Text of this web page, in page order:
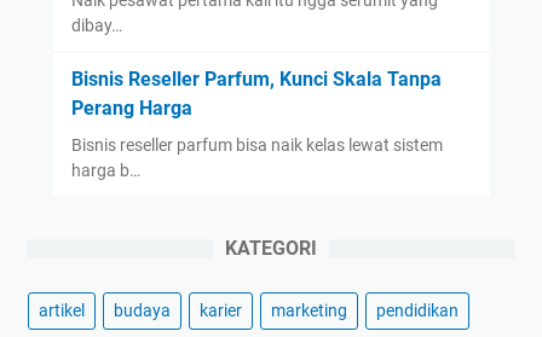
dibay…
Bisnis Reseller Parfum, Kunci Skala Tanpa
Perang Harga
Bisnis reseller parfum bisa naik kelas lewat sistem
harga b…
KATEGORI
artikel budaya karier marketing pendidikan